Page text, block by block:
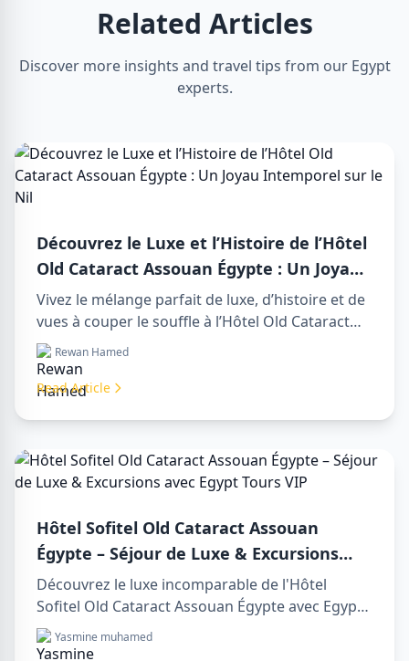
Related Articles
Discover more insights and travel tips from our Egypt
experts.
Découvrez le Luxe et l’Histoire de l’Hôtel
Old Cataract Assouan Égypte : Un Joyau
Intemporel sur le Nil
Vivez le mélange parfait de luxe, d’histoire et de
vues à couper le souffle à l’Hôtel Old Cataract
Assouan Égypte. Explorez des day tours in luxor
egypt inoubliables et profitez d’un day trip to
aswan from luxor mémorable.
Rewan Hamed
Read Article
Hôtel Sofitel Old Cataract Assouan
Égypte – Séjour de Luxe & Excursions
avec Egypt Tours VIP
Découvrez le luxe incomparable de l'Hôtel
Sofitel Old Cataract Assouan Égypte avec Egypt
Tours VIP. Explorez les monuments
emblématiques d'Assouan, profitez de vues sur
Yasmine muhamed